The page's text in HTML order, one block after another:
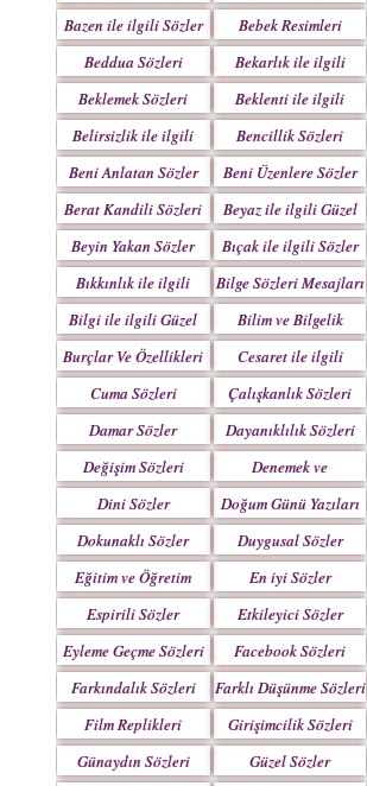
Sözleri
Bazen ile ilgili Sözler
Mesajlar
Bebek Resimleri
Beddua Sözleri
Mesajları
Bekarlık ile ilgili
Sözler
Beklemek Sözleri
Beklenti ile ilgili
Sözler
Belirsizlik ile ilgili
Sözler
Bencillik Sözleri
Mesajları
Beni Anlatan Sözler
Beni Üzenlere Sözler
Berat Kandili Sözleri
Mesajları
Beyaz ile ilgili Güzel
Sözler
Beyin Yakan Sözler
Bıçak ile ilgili Sözler
Bıkkınlık ile ilgili
Sözler
Bilge Sözleri Mesajları
Bilgi ile ilgili Güzel
Sözler
Bilim ve Bilgelik
Sözleri
Burçlar Ve Özellikleri
Cesaret ile ilgili
Yazılar
Cuma Sözleri
Çalışkanlık Sözleri
Damar Sözler
Dayanıklılık Sözleri
Değişim Sözleri
Denemek ve
Çabalamak Sözleri
Dini Sözler
Doğum Günü Yazıları
Dokunaklı Sözler
Duygusal Sözler
Eğitim ve Öğretim
Sözleri
En iyi Sözler
Espirili Sözler
Etkileyici Sözler
Eyleme Geçme Sözleri
Facebook Sözleri
Farkındalık Sözleri
Farklı Düşünme Sözleri
Film Replikleri
Girişimcilik Sözleri
Günaydın Sözleri
Güzel Sözler